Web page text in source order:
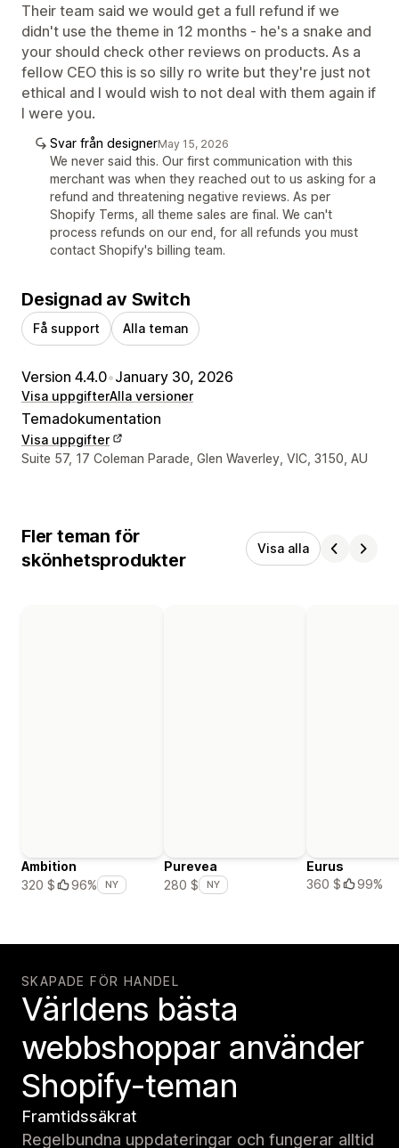
Their team said we would get a full refund if we
didn't use the theme in 12 months - he's a snake and
your should check other reviews on products. As a
fellow CEO this is so silly ro write but they're just not
ethical and I would wish to not deal with them again if
I were you.
Svar från designerMay 15, 2026
We never said this. Our first communication with this
merchant was when they reached out to us asking for a
refund and threatening negative reviews. As per
Shopify Terms, all theme sales are final. We can't
process refunds on our end, for all refunds you must
contact Shopify's billing team.
Designad av Switch
Få support Alla teman
Version 4.4.0•January 30, 2026
Visa uppgifterAlla versioner
Temadokumentation
Visa uppgifter
Designerns kontaktuppgifter
Suite 57, 17 Coleman Parade, Glen Waverley, VIC, 3150, AU
Fler teman för
skönhetsprodukter
Visa alla
Ambition
320 $
96% NY
Purevea
280 $
NY
Eurus
360 $
99%
SKAPADE FÖR HANDEL
Världens bästa
webbshoppar använder
Shopify-teman
Framtidssäkrat
Regelbundna uppdateringar och fungerar alltid